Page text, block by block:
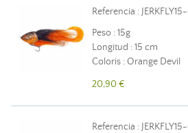
Referencia :
Peso : 15g
Longitud : 15 cm
Coloris : Orange Devil
20,90 €
Referencia :